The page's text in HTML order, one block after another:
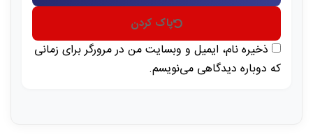
پاک کردن
ذخیره نام، ایمیل و وبسایت من در مرورگر برای زمانی
که دوباره دیدگاهی می‌نویسم.